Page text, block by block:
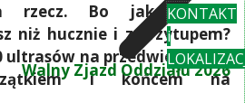
Walny Zjazd Oddziału 2026
KONTAKT
i
rzecz. Bo jak inaczej
niż hucznie i z przytupem?
ultrasów na przedwiośnianej
i końcem na